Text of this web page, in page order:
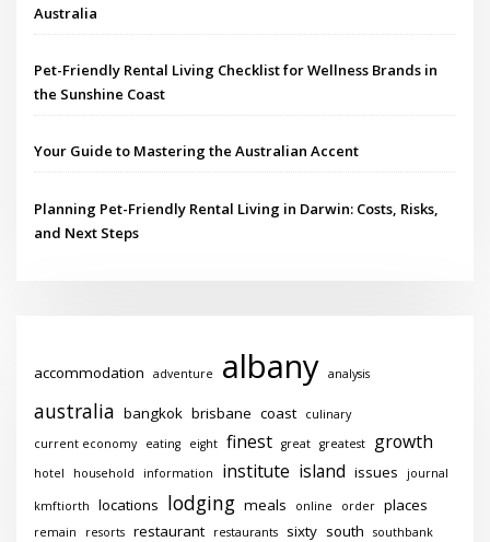
Australia
Pet-Friendly Rental Living Checklist for Wellness Brands in
the Sunshine Coast
Your Guide to Mastering the Australian Accent
Planning Pet-Friendly Rental Living in Darwin: Costs, Risks,
and Next Steps
accommodation adventure albany analysis
australia bangkok brisbane coast
culinary
current economy
eating eight finest great greatest growth
hotel household information institute island issues journal
kmftiorth locations lodging meals online order places
remain resorts restaurant restaurants sixty south
southbank